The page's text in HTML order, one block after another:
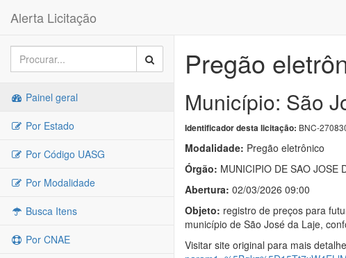
Alerta Licitação
Painel geral
Por Estado
Por Código UASG
Por Modalidade
Busca Itens
Por CNAE
Pregão
Município: São
Identificador desta licitação: BNC-
Modalidade: Pregão eletrônico
Órgão: MUNICIPIO DE SAO JOSE
Abertura: 02/03/2026 09:00
Objeto: registro de preços para
município de São José da Laje,
Visitar site original para mais